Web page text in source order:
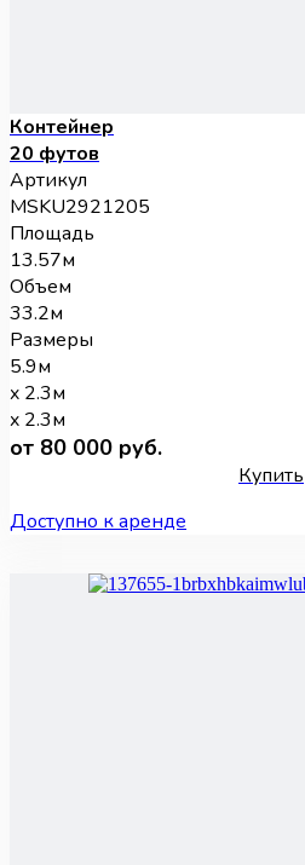
Контейнер
20 футов
Артикул
MSKU2921205
Площадь
13.57м
Объем
33.2м
Размеры
5.9м
x 2.3м
x 2.3м
от 80 000 руб.
Купить
Доступно к аренде